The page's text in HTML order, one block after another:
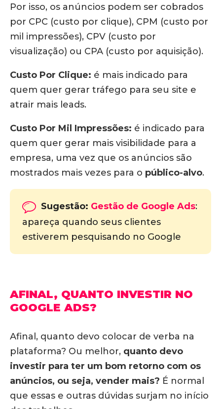
Por isso, os anúncios podem ser cobrados
por CPC (custo por clique), CPM (custo por
mil impressões), CPV (custo por
visualização) ou CPA (custo por aquisição).
Custo Por Clique: é mais indicado para
quem quer gerar tráfego para seu site e
atrair mais leads.
Custo Por Mil Impressões: é indicado para
quem quer gerar mais visibilidade para a
empresa, uma vez que os anúncios são
mostrados mais vezes para o público-alvo.
Sugestão: Gestão de Google Ads:
apareça quando seus clientes
estiverem pesquisando no Google
AFINAL, QUANTO INVESTIR NO
GOOGLE ADS?
Afinal, quanto devo colocar de verba na
plataforma? Ou melhor, quanto devo
investir para ter um bom retorno com os
anúncios, ou seja, vender mais? É normal
que essas e outras dúvidas surjam no início